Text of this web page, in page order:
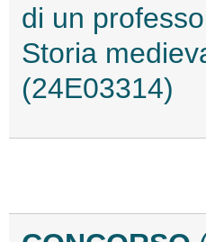
di un
Storia
(24E03314)